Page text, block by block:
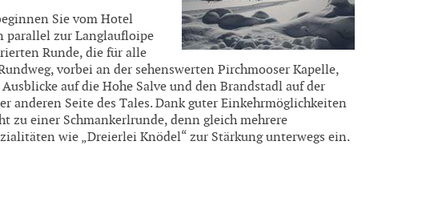
Sie vom Hotel
parallel zur Langlaufloipe
Runde, die für alle
vorbei an der sehenswerten Pirchmooser Kapelle,
auf die Hohe Salve und den Brandstadl auf der
anderen Seite des Tales. Dank guter Einkehrmöglichkeiten
zu einer Schmankerlrunde, denn gleich mehrere
wie „Dreierlei Knödel“ zur Stärkung unterwegs ein.